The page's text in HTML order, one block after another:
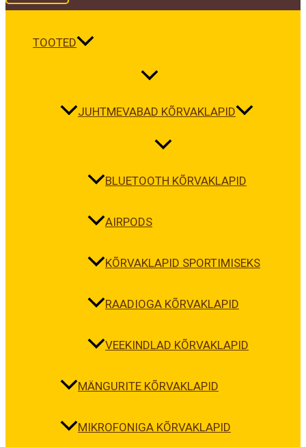
TOOTED
JUHTMEVABAD KÕRVAKLAPID
BLUETOOTH KÕRVAKLAPID
AIRPODS
KÕRVAKLAPID SPORTIMISEKS
RAADIOGA KÕRVAKLAPID
VEEKINDLAD KÕRVAKLAPID
MÄNGURITE KÕRVAKLAPID
MIKROFONIGA KÕRVAKLAPID